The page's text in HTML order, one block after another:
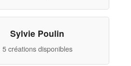
Sylvie Poulin
5 créations disponibles